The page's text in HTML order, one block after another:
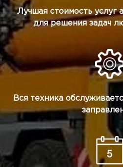
Лучшая стоимость услуг
для решения задач
Вся техника